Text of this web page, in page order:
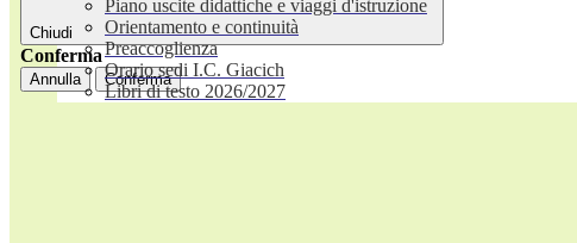
Chiudi
Conferma
Annulla Conferma
Piano uscite didattiche e viaggi d'istruzione
Orientamento e continuità
Preaccoglienza
Orario sedi I.C. Giacich
Libri di testo 2026/2027